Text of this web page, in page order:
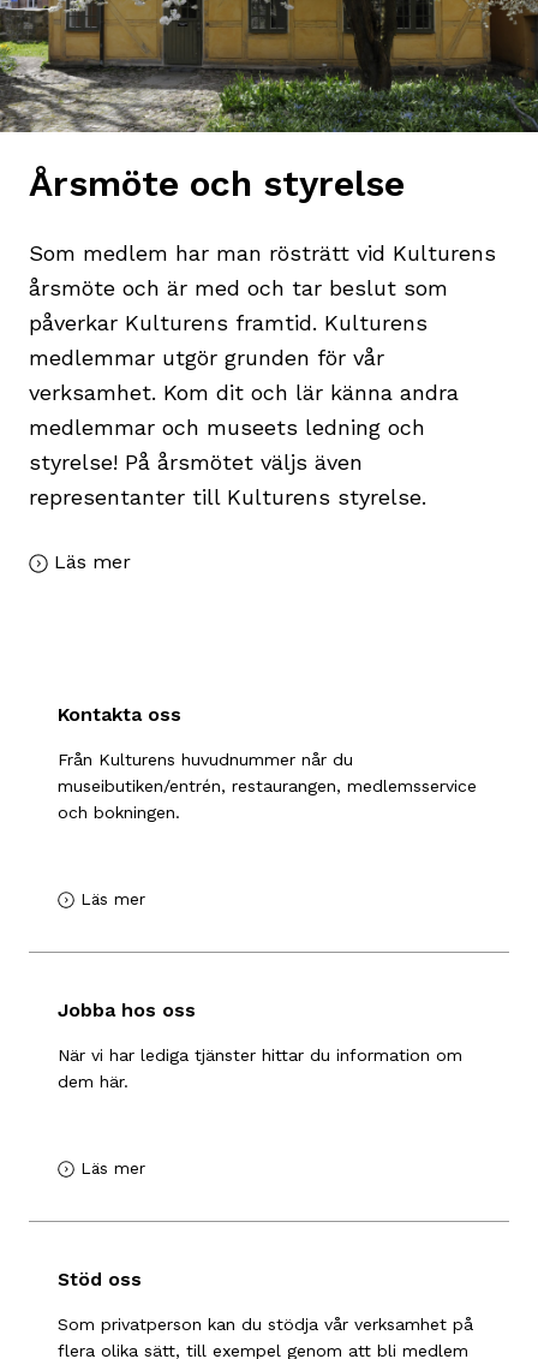
Årsmöte och styrelse
Som medlem har man rösträtt vid Kulturens
årsmöte och är med och tar beslut som
påverkar Kulturens framtid. Kulturens
medlemmar utgör grunden för vår
verksamhet. Kom dit och lär känna andra
medlemmar och museets ledning och
styrelse! På årsmötet väljs även
representanter till Kulturens styrelse.
Läs mer
Kontakta oss
Från Kulturens huvud­nummer når du
museibutiken/entrén, restaurangen, medlemsservice
och bok­ningen.
Läs mer
Jobba hos oss
När vi har lediga tjänster hittar du information om
dem här.
Läs mer
Stöd oss
Som privatperson kan du stödja vår verksamhet på
flera olika sätt, till exempel genom att bli medlem